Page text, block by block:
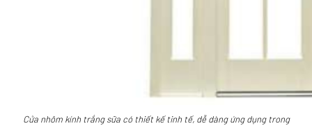
Cửa nhôm kính trắng sữa có thiết kế tinh tế, dễ dàng ứng dụng trong